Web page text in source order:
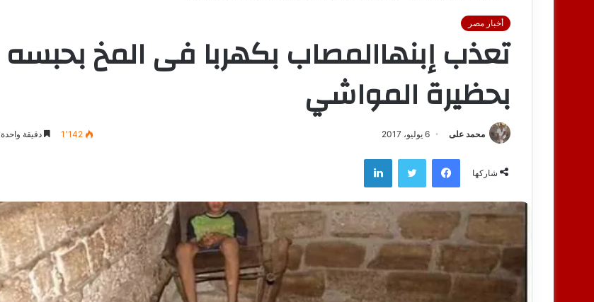
أخبار مصر
تعذب إبنهاالمصاب بكهربا فى المخ بحبسه
بحظيرة المواشي
محمد على 6 يوليو، 2017 1٬142 دقيقة واحدة
شاركها
فيسبوك تويتر لينكدإن